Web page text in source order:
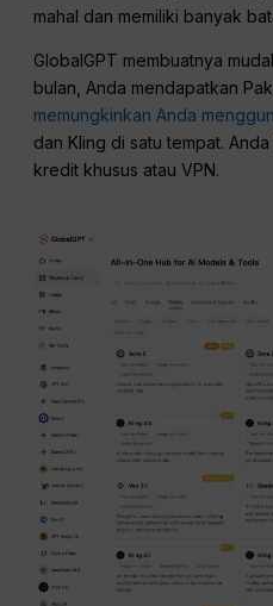
mahal dan memiliki banyak
GlobalGPT membuatnya
bulan, Anda mendapatkan
memungkinkan Anda
dan Kling di satu tempat.
kredit khusus atau VPN.